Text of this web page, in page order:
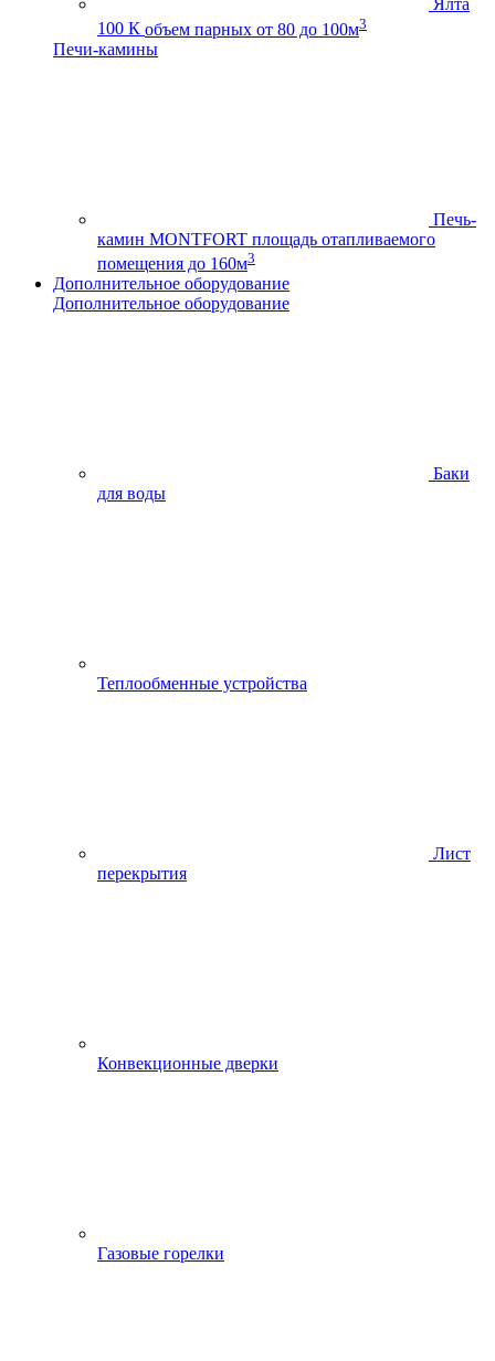
Ялта
100 К объем парных от 80 до 100м3
Печи-камины
Печь-
камин MONTFORT площадь отапливаемого
помещения до 160м3
Дополнительное оборудование
Дополнительное оборудование
Баки
для воды
Теплообменные устройства
Лист
перекрытия
Конвекционные дверки
Газовые горелки